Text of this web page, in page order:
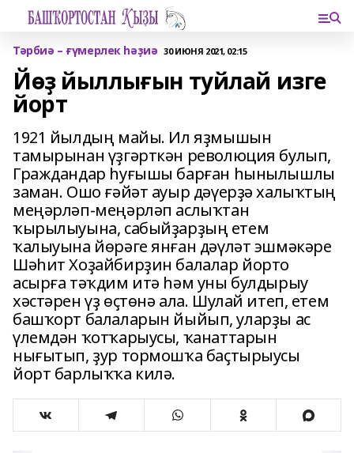
Тәрбиә – ғүмерлек һәҙиә 30 ИЮНЯ 2021, 02:15
Йөҙ йыллығын туйлай изге
йорт
1921 йылдың майы. Ил яҙмышын
тамырынан үҙгәрткән революция булып,
Граждандар һуғышы барған һынылышлы
заман. Ошо ғәйәт ауыр дәүерҙә халыҡтың
меңәрләп-меңәрләп аслыҡтан
ҡырылыуына, сабыйҙарҙың етем
ҡалыуына йөрәге янған дәүләт эшмәкәре
Шәһит Хоҙайбирҙин балалар йорто
асырға тәҡдим итә һәм уны булдырыу
хәстәрен үҙ өҫтөнә ала. Шулай итеп, етем
башҡорт балаларын йыйып, уларҙы ас
үлемдән ҡотҡарыусы, ҡанаттарын
нығытып, ҙур тормошҡа баҫтырыусы
йорт барлыҡҡа килә.